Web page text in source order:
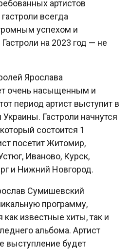
артистов
всегда
успехом и
на 2023 год — не
Ярослава
очень насыщенным и
период артист выступит в
Гастроли начнутся
состоится 1
посетит Житомир,
Иваново, Курск,
и Нижний Новгород.
Сумишевский
программу,
известные хиты, так и
альбома. Артист
выступление будет